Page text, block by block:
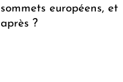
sommets européens, et
après ?